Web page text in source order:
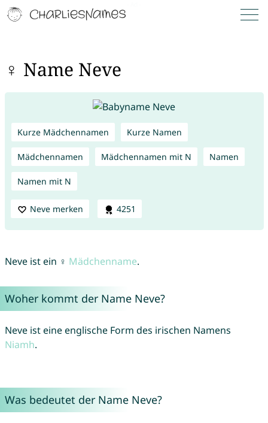
♀ Name Neve
Kurze Mädchennamen Kurze Namen
Mädchennamen Mädchennamen mit N Namen
Namen mit N
Neve merken 4251
Neve ist ein ♀ Mädchenname.
Woher kommt der Name Neve?
Neve ist eine englische Form des irischen Namens
Niamh.
Was bedeutet der Name Neve?